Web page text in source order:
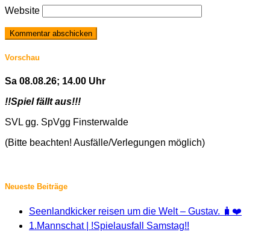
Website
Vorschau
Sa 08.08.26; 14.00 Uhr
!!Spiel fällt aus!!!
SVL gg. SpVgg Finsterwalde
(Bitte beachten! Ausfälle/Verlegungen möglich)
Neueste Beiträge
Seenlandkicker reisen um die Welt – Gustav. 🧳❤️
1.Mannschat | !Spielausfall Samstag!!